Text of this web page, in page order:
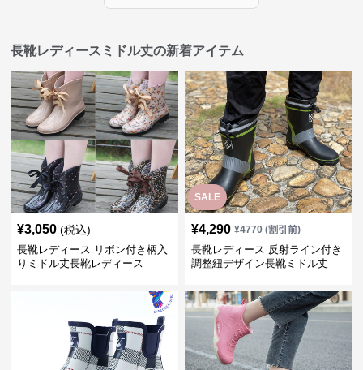
長靴レディースミドル丈の新着アイテム
¥3,050 (税込)
長靴レディース リボン付き柄入
りミドル丈長靴レディース
SALE
¥4,290 ¥4770(割引前)
長靴レディース 反射ライン付き
調整紐デザイン長靴ミドル丈